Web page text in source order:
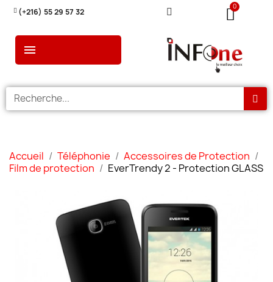
(+216) 55 29 57 32
Accueil Téléphonie
Accessoires de Protection
Film de protection
EverTrendy 2 - Protection GLASS